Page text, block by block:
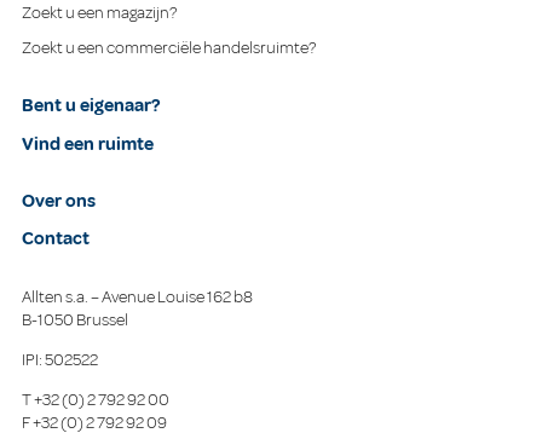
Zoekt u een magazijn?
Zoekt u een commerciële handelsruimte?
Bent u eigenaar?
Vind een ruimte
Over ons
Contact
Allten s.a. – Avenue Louise 162 b8
B-1050 Brussel
IPI: 502522
T+32 (0) 2 792 92 00
F+32 (0) 2 792 92 09